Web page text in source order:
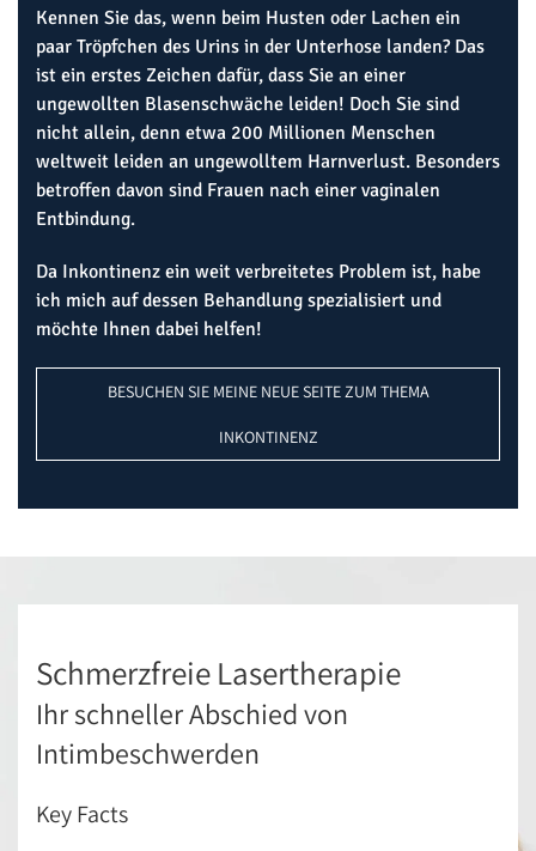
Kennen Sie das, wenn beim Husten oder Lachen ein
paar Tröpfchen des Urins in der Unterhose landen? Das
ist ein erstes Zeichen dafür, dass Sie an einer
ungewollten Blasenschwäche leiden! Doch Sie sind
nicht allein, denn etwa 200 Millionen Menschen
weltweit leiden an ungewolltem Harnverlust. Besonders
betroffen davon sind Frauen nach einer vaginalen
Entbindung.
Da Inkontinenz ein weit verbreitetes Problem ist, habe
ich mich auf dessen Behandlung spezialisiert und
möchte Ihnen dabei helfen!
BESUCHEN SIE MEINE NEUE SEITE ZUM THEMA
INKONTINENZ
Schmerzfreie Lasertherapie
Ihr schneller Abschied von
Intimbeschwerden
Key Facts